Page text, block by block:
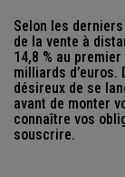
Selon les
de la vente à
14,8 % au
milliards d’euros.
désireux de se
avant de monter
connaître vos
souscrire.